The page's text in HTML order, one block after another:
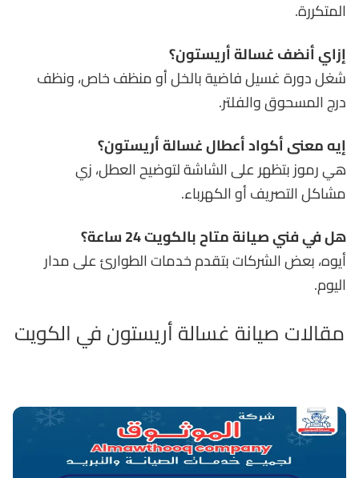
المتكررة.
إزاي أنضف غسالة أريستون؟
شغل دورة غسيل فاضية بالخل أو منظف خاص، ونظف
درج المسحوق والفلتر.
إيه معنى أكواد أعطال غسالة أريستون؟
هي رموز بتظهر على الشاشة لتوضيح العطل، زي
مشاكل التصريف أو الكهرباء.
هل في فني صيانة متاح بالكويت 24 ساعة؟
أيوه، بعض الشركات بتقدم خدمات الطوارئ على مدار
اليوم.
مقالات صيانة غسالة أريستون في الكويت